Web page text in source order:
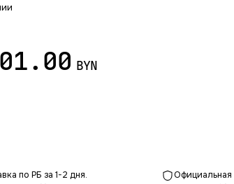
BYN
по РБ за 1-2 дня.
Официальная